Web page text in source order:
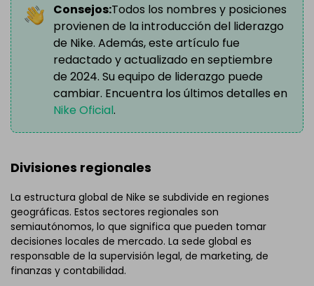
Consejos:Todos los nombres y posiciones
provienen de la introducción del liderazgo
de Nike. Además, este artículo fue
redactado y actualizado en septiembre
de 2024. Su equipo de liderazgo puede
cambiar. Encuentra los últimos detalles en
Nike Oficial.
Divisiones regionales
La estructura global de Nike se subdivide en regiones
geográficas. Estos sectores regionales son
semiautónomos, lo que significa que pueden tomar
decisiones locales de mercado. La sede global es
responsable de la supervisión legal, de marketing, de
finanzas y contabilidad.